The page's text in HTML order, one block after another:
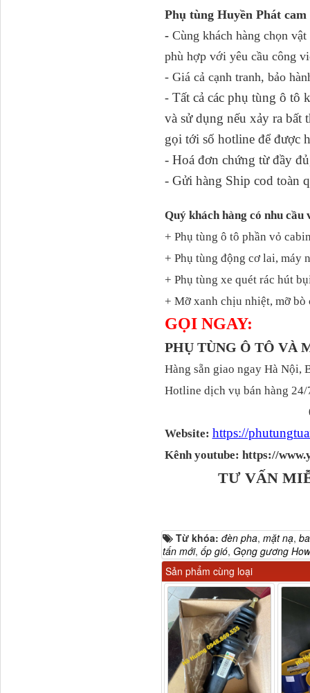
Phụ tùng Huyền Phát
- Cùng khách hàng chọn
phù hợp với yêu cầu công
- Giá cả cạnh tranh, bảo
- Tất cả các phụ tùng ô tô
và sử dụng nếu xảy ra
gọi tới số hotline để được
- Hoá đơn chứng từ đầy
- Gửi hàng Ship cod toàn
Quý khách hàng có nhu cầu
+ Phụ tùng ô tô phần vỏ
+ Phụ tùng động cơ lai, máy
+ Phụ tùng xe quét rác hút
+ Mỡ xanh chịu nhiệt, mỡ
GỌI NGAY:
PHỤ TÙNG Ô TÔ VÀ
Hàng sẵn giao ngay Hà Nội,
Hotline dịch vụ bán hàng 24/
Website: https://
Kênh youtube: https://
TƯ VẤN
Từ khóa: đèn pha, mặt nạ,
tấn mới, ốp gió, Gọng gương
Sản phẩm cùng loại